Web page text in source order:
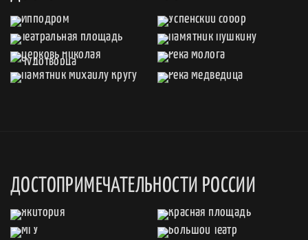
ДОСТОПРИМЕЧАТЕЛЬНОСТИ РОССИИ